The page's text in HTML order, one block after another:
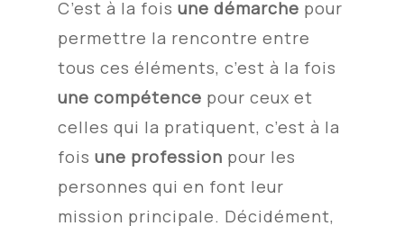
C’est à la foisune démarche pour
permettre la rencontre entre
tous ces éléments, c’est à la fois
une compétence pour ceux et
celles qui la pratiquent, c’est à la
foisune profession pour les
personnes qui en font leur
mission principale. Décidément,